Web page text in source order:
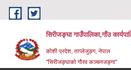
Skip to main content
सिरीजङ्घा गाउँपालिका,गाँउ
कोशी प्रदेश, ताप्लेजुङ्ग, नेपाल
"सिरीजङ्घाको गौरव कञ्चनजङ्गा"